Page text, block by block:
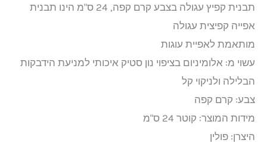
תבנית קפיץ עגולה בצבע קרם קפה, 24 ס"מ הינו תבנית
אפייה קפיצית עגולה
מותאמת לאפיית עוגות
עשוי מ: אלומיניום בציפוי נון סטיק איכותי למניעת הידבקות
הבלילה ולניקוי קל
צבע: קרם קפה
מידות המוצר: קוטר 24 ס"מ
היצרן: פולין